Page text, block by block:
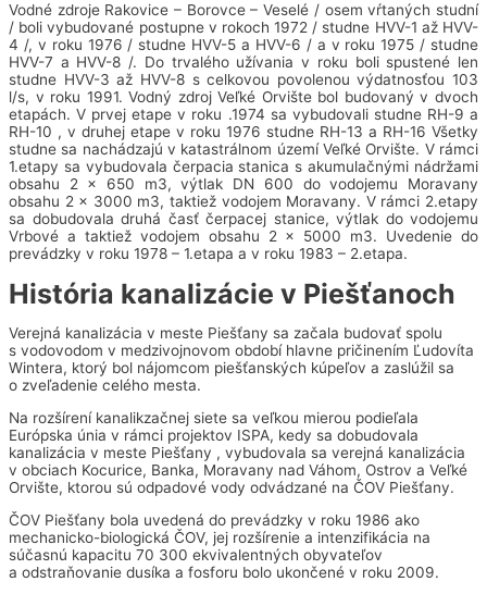
Vodné zdroje Rakovice – Borovce – Veselé / osem vŕtaných studní
/ boli vybudované postupne v rokoch 1972 / studne HVV-1 až HVV-
4 /, v roku 1976 / studne HVV-5 a HVV-6 / a v roku 1975 / studne
HVV-7 a HVV-8 /. Do trvalého užívania v roku boli spustené len
studne HVV-3 až HVV-8 s celkovou povolenou výdatnosťou 103
l/s, v roku 1991. Vodný zdroj Veľké Orvište bol budovaný v dvoch
etapách. V prvej etape v roku .1974 sa vybudovali studne RH-9 a
RH-10 , v druhej etape v roku 1976 studne RH-13 a RH-16 Všetky
studne sa nachádzajú v katastrálnom území Veľké Orvište. V rámci
1.etapy sa vybudovala čerpacia stanica s akumulačnými nádržami
obsahu 2 x 650 m3, výtlak DN 600 do vodojemu Moravany
obsahu 2 x 3000 m3, taktiež vodojem Moravany. V rámci 2.etapy
sa dobudovala druhá časť čerpacej stanice, výtlak do vodojemu
Vrbové a taktiež vodojem obsahu 2 x 5000 m3. Uvedenie do
prevádzky v roku 1978 – 1.etapa a v roku 1983 – 2.etapa.
História kanalizácie v Piešťanoch
Verejná kanalizácia v meste Piešťany sa začala budovať spolu
s vodovodom v medzivojnovom období hlavne pričinením Ľudovíta
Wintera, ktorý bol nájomcom piešťanských kúpeľov a zaslúžil sa
o zveľadenie celého mesta.
Na rozšírení kanalikzačnej siete sa veľkou mierou podieľala
Európska únia v rámci projektov ISPA, kedy sa dobudovala
kanalizácia v meste Piešťany , vybudovala sa verejná kanalizácia
v obciach Kocurice, Banka, Moravany nad Váhom, Ostrov a Veľké
Orvište, ktorou sú odpadové vody odvádzané na ČOV Piešťany.
ČOV Piešťany bola uvedená do prevádzky v roku 1986 ako
mechanicko-biologická ČOV, jej rozšírenie a intenzifikácia na
súčasnú kapacitu 70 300 ekvivalentných obyvateľov
a odstraňovanie dusíka a fosforu bolo ukončené v roku 2009.